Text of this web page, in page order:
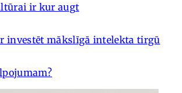
ir kur augt
investēt mākslīgā intelekta tirgū